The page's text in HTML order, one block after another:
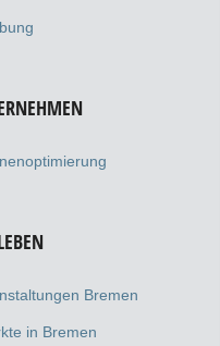
Bremen
in Bremen